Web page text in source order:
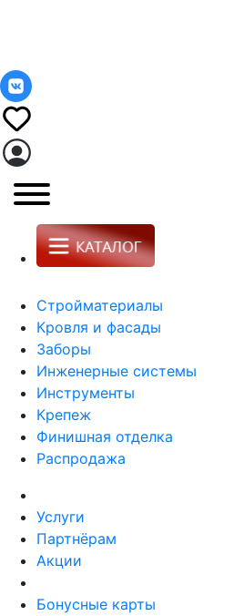
Стройматериалы
Кровля и фасады
Заборы
Инженерные системы
Инструменты
Крепеж
Финишная отделка
Распродажа
Услуги
Партнёрам
Акции
Бонусные карты